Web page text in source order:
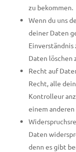
zu bekommen.
Wenn du uns
deiner Daten
Daten löschen
Recht auf
Recht, alle
Kontrolleur
einem
Daten
denn es gibt